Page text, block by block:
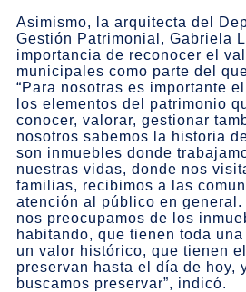
Asimismo, la arquitecta del
Gestión Patrimonial, Gabriela
importancia de reconocer el
municipales como parte del
“Para nosotras es importante
los elementos del patrimonio
conocer, valorar, gestionar
nosotros sabemos la historia
son inmuebles donde
nuestras vidas, donde nos
familias, recibimos a las
atención al público en general.
nos preocupamos de los
habitando, que tienen toda
un valor histórico, que tienen
preservan hasta el día de hoy,
buscamos preservar”, indicó.